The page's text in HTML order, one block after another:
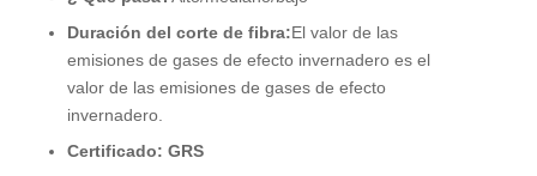
Duración del corte de fibra:El valor de las
emisiones de gases de efecto invernadero es el
valor de las emisiones de gases de efecto
invernadero.
Certificado: GRS